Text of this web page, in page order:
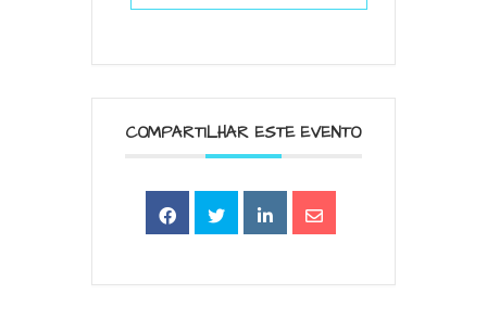
COMPARTILHAR ESTE EVENTO